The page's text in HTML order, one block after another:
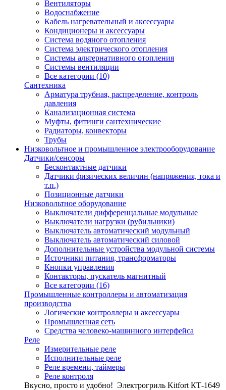
Вентиляторы
Водоснабжение
Кабель нагревательный и аксессуары
Кондиционеры и аксессуары
Система водяного отопления
Система электрического отопления
Системы альтернативного отопления
Системы вентиляции
Все категории (10)
Сантехника
Арматура трубная, распределение, контроль
давления
Канализационная система
Муфты, фитинги сантехнические
Радиаторы, конвекторы
Трубы
Низковольтное и промышленное электрооборудование
Датчики/сенсоры
Бесконтактные датчики
Датчики физических величин (напряжения, тока и
т.п.)
Позиционные датчики
Низковольтное оборудование
Выключатели дифференцальные модульные
Выключатели нагрузки (рубильники)
Выключатель автоматический модульный
Выключатель автоматический силовой
Дополнительные устройства модульной системы
Источники питания, трансформаторы
Кнопки управления
Контакторы, пускатель магнитный
Все категории (16)
Промышленные контроллеры и автоматизация
производства
Логические контроллеры и аксессуары
Промышленная сеть
Средства человеко-машинного интерфейса
Реле
Измерительные реле
Исполнительные реле
Реле времени, таймеры
Реле контроля
Вкусно, просто и удобно! Электрогриль Kitfort КТ-1649